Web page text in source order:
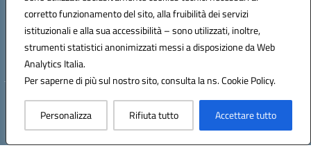
corretto funzionamento del sito, alla fruibilità dei servizi
istituzionali e alla sua accessibilità – sono utilizzati, inoltre,
strumenti statistici anonimizzati messi a disposizione da Web
Analytics Italia.
Per saperne di più sul nostro sito, consulta la ns. Cookie Policy.
Personalizza Rifiuta tutto Accettare tutto
Codice meccanografico:BATD220004
Codice Indice delle Pubbliche Amministrazioni (IPA): itcvg
Codice unico di fatturazione (CUF): UFIJVU
la scuola è raggiungibile anche al numero: ☎️ 3520316918
Hosting & Powered by 3D Solution S.r.l.
Concept & Design by Designers Italia